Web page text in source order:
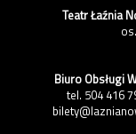
Teatr Łaźnia
Biuro Obsługi
tel. 504 416